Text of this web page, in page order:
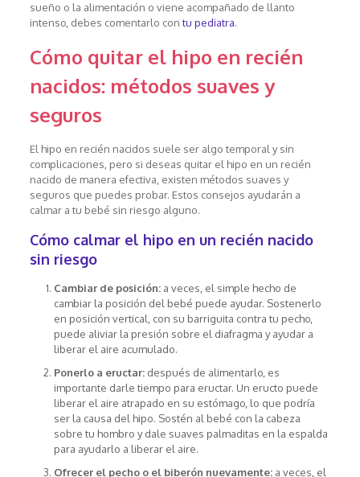
sueño o la alimentación o viene acompañado de llanto
intenso, debes comentarlo contu pediatra.
Cómo quitar el hipo en recién
nacidos: métodos suaves y
seguros
El hipo en recién nacidos suele ser algo temporal y sin
complicaciones, pero si deseas quitar el hipo en un recién
nacido de manera efectiva, existen métodos suaves y
seguros que puedes probar. Estos consejos ayudarán a
calmar a tu bebé sin riesgo alguno.
Cómo calmar el hipo en un recién nacido
sin riesgo
Cambiar de posición:a veces, el simple hecho de
cambiar la posición del bebé puede ayudar. Sostenerlo
en posición vertical, con su barriguita contra tu pecho,
puede aliviar la presión sobre el diafragma y ayudar a
liberar el aire acumulado.
Ponerlo a eructar:después de alimentarlo, es
importante darle tiempo para eructar. Un eructo puede
liberar el aire atrapado en su estómago, lo que podría
ser la causa del hipo. Sostén al bebé con la cabeza
sobre tu hombro y dale suaves palmaditas en la espalda
para ayudarlo a liberar el aire.
Ofrecer el pecho o el biberón nuevamente:a veces, el